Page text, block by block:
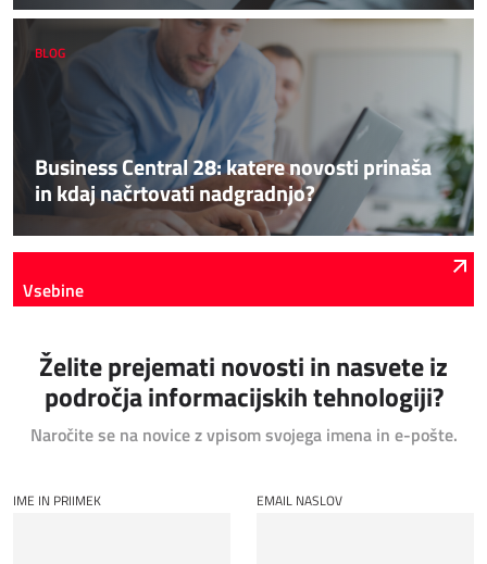
BLOG
Business Central 28: katere novosti prinaša
in kdaj načrtovati nadgradnjo?
Vsebine
Želite prejemati novosti in nasvete iz
področja informacijskih tehnologiji?
Naročite se na novice z vpisom svojega imena in e-pošte.
IME IN PRIIMEK EMAIL NASLOV